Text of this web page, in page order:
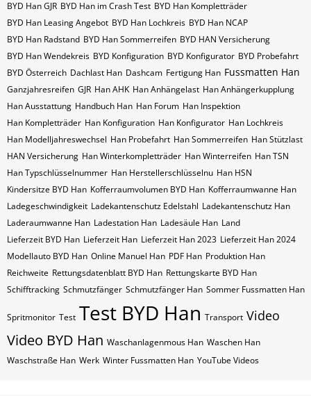
BYD Han GJR BYD Han im Crash Test BYD Han Kompletträder
BYD Han Leasing Angebot BYD Han Lochkreis BYD Han NCAP
BYD Han Radstand BYD Han Sommerreifen BYD HAN Versicherung
BYD Han Wendekreis BYD Konfiguration BYD Konfigurator BYD Probefahrt
BYD Österreich Dachlast Han Dashcam Fertigung Han Fussmatten Han
Ganzjahresreifen GJR Han AHK Han Anhängelast Han Anhängerkupplung
Han Ausstattung Handbuch Han Han Forum Han Inspektion
Han Kompletträder Han Konfiguration Han Konfigurator Han Lochkreis
Han Modelljahreswechsel Han Probefahrt Han Sommerreifen Han Stützlast
HAN Versicherung Han Winterkompletträder Han Winterreifen Han​​​​ TSN
Han​​​​ Typschlüsselnummer Han​​​​​ Herstellerschlüsselnu Han​​​​​ HSN
Kindersitze BYD Han Kofferraumvolumen BYD Han Kofferraumwanne Han
Ladegeschwindigkeit Ladekantenschutz Edelstahl Ladekantenschutz Han
Laderaumwanne Han Ladestation Han Ladesäule Han Land
Lieferzeit BYD Han Lieferzeit Han Lieferzeit Han 2023 Lieferzeit Han 2024
Modellauto BYD Han Online Manuel Han PDF Han Produktion Han
Reichweite Rettungsdatenblatt BYD Han Rettungskarte BYD Han
Schifftracking Schmutzfänger Schmutzfänger Han Sommer Fussmatten Han
Spritmonitor Test Test BYD Han Transport Video
Video BYD Han Waschanlagenmous Han Waschen Han
Waschstraße Han Werk Winter Fussmatten Han YouTube Videos